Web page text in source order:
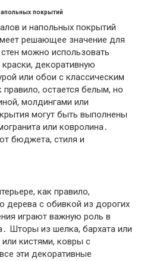
покрытий
и напольных покрытий
решающее значение для
можно использовать
декоративную
или обои с классическим
остается белым, но
молдингами или
могут быть выполнены
или ковролина․
бюджета, стиля и
как правило,
дерева с обивкой из дорогих
играют важную роль в
Шторы из шелка, бархата или
кистями, ковры с
эти декоративные